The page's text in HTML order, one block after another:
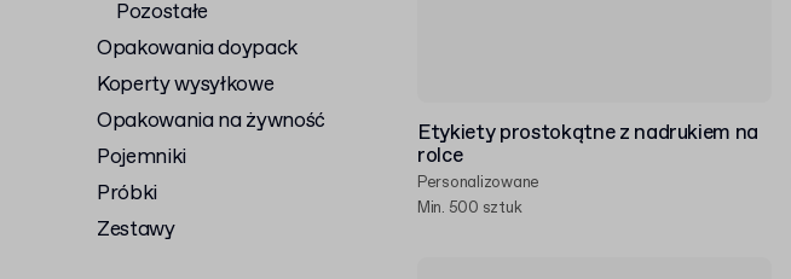
Pozostałe
Opakowania doypack
Koperty wysyłkowe
Opakowania na żywność
Pojemniki
Próbki
Zestawy
Etykiety prostokątne z nadrukiem na
rolce
Personalizowane
Min. 500 sztuk